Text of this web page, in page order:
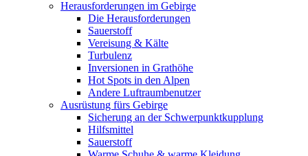
Herausforderungen im Gebirge
Die Herausforderungen
Sauerstoff
Vereisung & Kälte
Turbulenz
Inversionen in Grathöhe
Hot Spots in den Alpen
Andere Luftraumbenutzer
Ausrüstung fürs Gebirge
Sicherung an der Schwerpunktkupplung
Hilfsmittel
Sauerstoff